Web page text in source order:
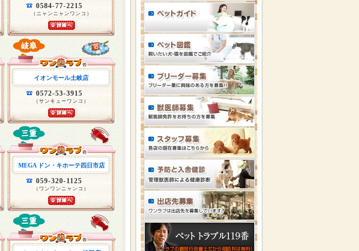
0584-77-2215
（ニャンニャンワンコ）
イオンモール土岐店
0572-53-3915
（サンキューワンコ）
MEGA ドン・キホーテ四日市店
059-320-1125
（ワンワンニャンコ）